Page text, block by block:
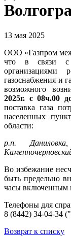
13 мая 2025
ООО «Газпром
что в связи с
организациями
газоснабжения и
возможного
2025г. с 08ч.00
поставка газа
населенных
области:
р.п.
Во избежание
быть предельно
часы включенным
Телефоны для
8 (8442) 34-04-34
Возврат к списку